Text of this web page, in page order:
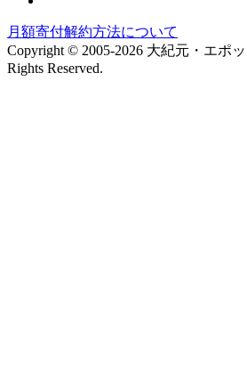
月額寄付解約方法について
Copyright © 2005-2026 大紀元・エ
Rights Reserved.